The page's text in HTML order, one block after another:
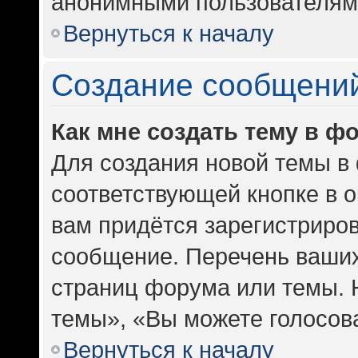
Вернуться к началу
Создание
Как мне создать тему в
Для создания новой темы
соответствующей кнопке
вам придётся
сообщение. Перечень
страниц форума или темы.
темы», «Вы можете
Вернуться к началу